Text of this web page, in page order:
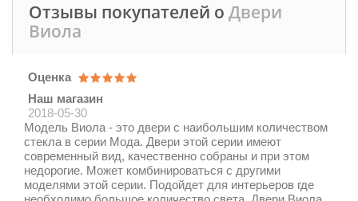
Отзывы покупателей о Двери
Виола
Оценка
Наш магазин
2018-05-30
Модель Виола - это двери с наибольшим количеством
стекла в серии Мода. Двери этой серии имеют
современный вид, качественно собраны и при этом
недорогие. Может комбинироваться с другими
моделями этой серии. Подойдет для интерьеров где